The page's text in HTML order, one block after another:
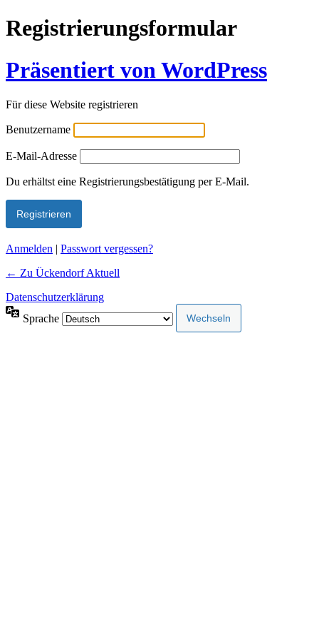
Registrierungsformular
Präsentiert von WordPress
Für diese Website registrieren
Benutzername
E-Mail-Adresse
Alternative:
Du erhältst eine Registrierungsbestätigung per E-Mail.
Anmelden | Passwort vergessen?
← Zu Ückendorf Aktuell
Datenschutzerklärung
Sprache